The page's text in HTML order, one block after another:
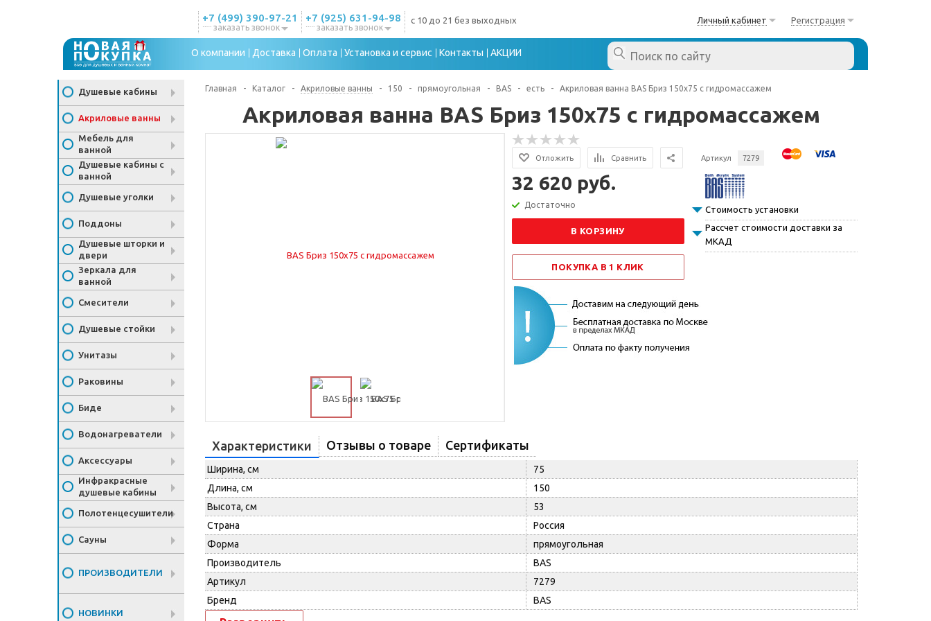
+7 (499) 390-97-21
заказать звонок
+7 (925) 631-94-98
заказать звонок
с 10 до 21 без выходных Личный кабинет Регистрация
О компании Доставка Оплата Установка и сервис Контакты АКЦИИ
Душевые кабины
Акриловые ванны
Мебель для
ванной
Душевые кабины с
ванной
Душевые уголки
Поддоны
Душевые шторки и
двери
Зеркала для
ванной
Смесители
Душевые стойки
Унитазы
Раковины
Биде
Водонагреватели
Аксессуары
Инфракрасные
душевые кабины
Полотенцесушители
Сауны
ПРОИЗВОДИТЕЛИ
НОВИНКИ
Главная - Каталог - Акриловые ванны - 150 - прямоугольная - BAS - есть - Акриловая ванна BAS Бриз 150x75 с гидромассажем
Акриловая ванна BAS Бриз 150x75 с гидромассажем
Отложить Сравнить Артикул 7279
32 620 руб.
Достаточно
В КОРЗИНУ
ПОКУПКА В 1 КЛИК
Стоимость установки
Рассчет стоимости доставки за
МКАД
Характеристики Отзывы о товаре Сертификаты
Ширина, см
75
Длина, см
150
Высота, см
53
Страна
Россия
Форма
прямоугольная
Производитель
BAS
Артикул
7279
Бренд
BAS